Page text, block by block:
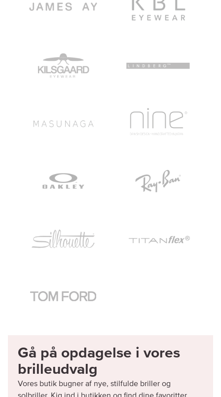
Gå på opdagelse i vores
brilleudvalg
Vores butik bugner af nye, stilfulde briller og